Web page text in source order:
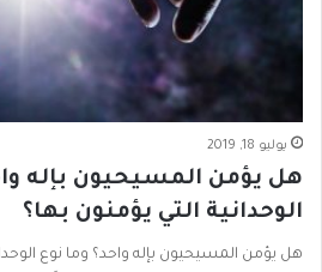
يوليو 18, 2019
هل يؤمن المسيحيون بإله
الوحدانية التي يؤمنون بها؟
هل يؤمن المسيحيون بإله واحد؟ وما نوع